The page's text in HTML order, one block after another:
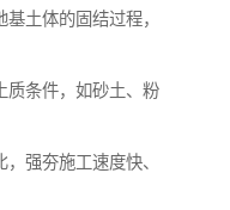
土体的固结过程，
质条件，如砂土、粉
强夯施工速度快、